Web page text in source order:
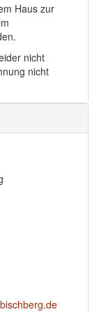
Haus zur
nicht
nicht